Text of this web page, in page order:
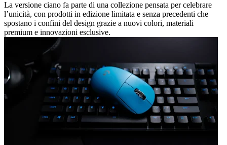
La versione ciano fa parte di una collezione pensata per celebrare
l’unicità, con prodotti in edizione limitata e senza precedenti che
spostano i confini del design grazie a nuovi colori, materiali
premium e innovazioni esclusive.